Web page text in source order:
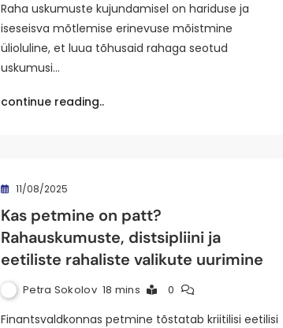
Raha uskumuste kujundamisel on hariduse ja
iseseisva mõtlemise erinevuse mõistmine
ülioluline, et luua tõhusaid rahaga seotud
uskumusi…
continue reading..
11/08/2025
Kas petmine on patt?
Rahauskumuste, distsipliini ja
eetiliste rahaliste valikute uurimine
Petra Sokolov 18 mins 0
Finantsvaldkonnas petmine tõstatab kriitilisi eetilisi